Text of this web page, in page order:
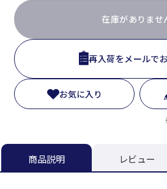
在庫がありませ
お気に入り
再入荷をメールで
商品説明 レビュー